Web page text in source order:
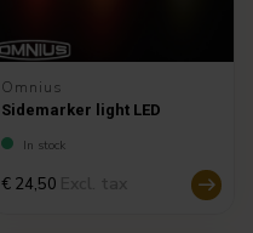
Omnius
Sidemarker light LED
In stock
€ 24,50